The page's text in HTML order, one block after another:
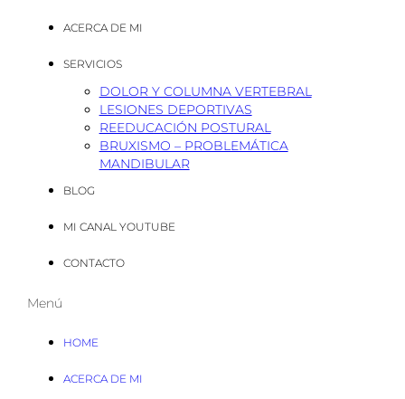
ACERCA DE MI
SERVICIOS
DOLOR Y COLUMNA VERTEBRAL
LESIONES DEPORTIVAS
REEDUCACIÓN POSTURAL
BRUXISMO – PROBLEMÁTICA
MANDIBULAR
BLOG
MI CANAL YOUTUBE
CONTACTO
Menú
HOME
ACERCA DE MI